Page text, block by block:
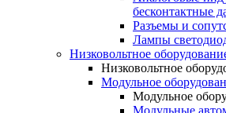
бесконтактные
Разъемы и
Лампы
Низковольтное
Низковольтное
Модульное
Модульное
Модульные